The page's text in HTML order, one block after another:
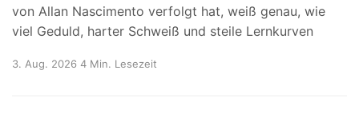
von Allan Nascimento verfolgt hat, weiß genau, wie
viel Geduld, harter Schweiß und steile Lernkurven
3. Aug. 2026 4 Min. Lesezeit